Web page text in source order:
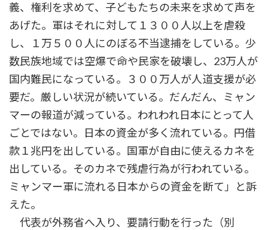
義、権利を求めて、子どもたちの未来を求めて声を
あげた。軍はそれに対して１３００人以上を虐殺
し、１万５００人にのぼる不当逮捕をしている。少
数民族地域では空爆で命や民家を破壊し、23万人が
国内難民になっている。３００万人が人道支援が必
要だ。厳しい状況が続いている。だんだん、ミャン
マーの報道が減っている。われわれ日本にとって人
ごとではない。日本の資金が多く流れている。円借
款１兆円を出している。国軍が自由に使えるカネを
出している。そのカネで残虐行為が行われている。
ミャンマー軍に流れる日本からの資金を断て」と訴
えた。
代表が外務省へ入り、要請行動を行った（別